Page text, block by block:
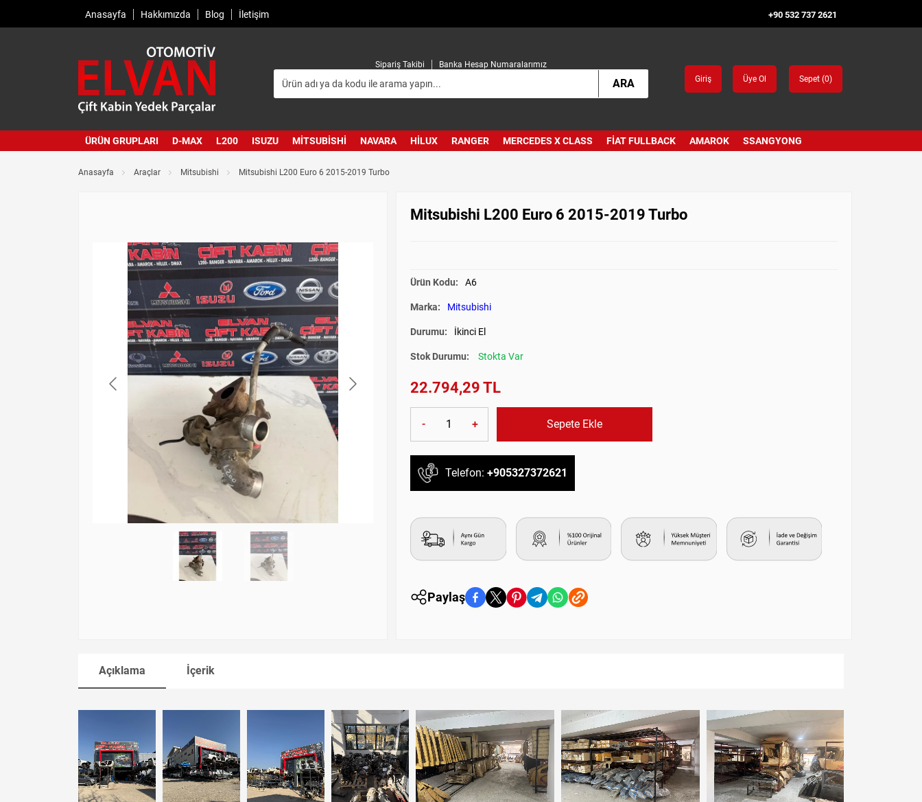
Anasayfa Hakkımızda Blog İletişim +90 532 737 2621
Sipariş Takibi Banka Hesap Numaralarımız
ARA Giriş Üye Ol Sepet (0)
ÜRÜN GRUPLARI D-MAX L200 ISUZU MITSUBISHI NAVARA HILUX RANGER MERCEDES X CLASS FIAT FULLBACK AMAROK SSANGYONG
Anasayfa Araçlar Mitsubishi Mitsubishi L200 Euro 6 2015-2019 Turbo
Mitsubishi L200 Euro 6 2015-2019 Turbo
Ürün Kodu: A6
Marka: Mitsubishi
Durumu: İkinci El
Stok Durumu: Stokta Var
22.794,29 TL
- + Sepete Ekle
Telefon: +905327372621
Paylaş
Açıklama İçerik